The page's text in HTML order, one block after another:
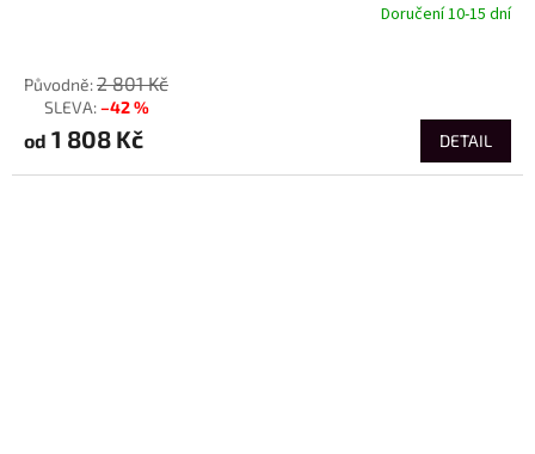
Doručení 10-15 dní
2 801 Kč
–42 %
od 1 808 Kč DETAIL